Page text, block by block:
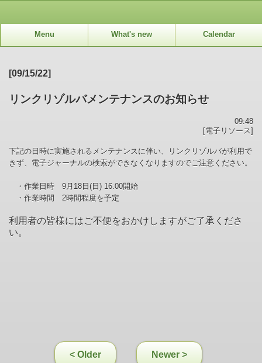
Menu What's new Calendar
[09/15/22]
リンクリゾルバメンテナンスのお知らせ
09:48
[電子リソース]
下記の日時に実施されるメンテナンスに伴い、リンクリゾルバが利用で
きず、電子ジャーナルの検索ができなくなりますのでご注意ください。
・作業日時 9月18日(日) 16:00開始
・作業時間 2時間程度を予定
利用者の皆様にはご不便をおかけしますがご了承くださ
い。
< Older Newer >